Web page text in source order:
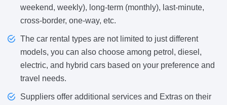
weekend, weekly), long-term (monthly), last-minute,
cross-border, one-way, etc.
The car rental types are not limited to just different
models, you can also choose among petrol, diesel,
electric, and hybrid cars based on your preference and
travel needs.
Suppliers offer additional services and Extras on their